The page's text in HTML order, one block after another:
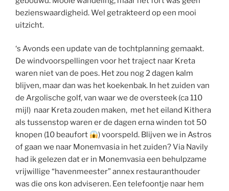
bezienswaardigheid. Wel getrakteerd op een mooi
uitzicht.
‘s Avonds een update van de tochtplanning gemaakt.
De windvoorspellingen voor het traject naar Kreta
waren niet van de poes. Het zou nog 2 dagen kalm
blijven, maar dan was het koekenbak. In het zuiden van
de Argolische golf, van waar we de oversteek (ca 110
mijl) naar Kreta zouden maken, met het eiland Kithera
als tussenstop waren er de dagen erna winden tot 50
knopen (10 beaufort
) voorspeld. Blijven we in Astros
of gaan we naar Monemvasia in het zuiden? Via Navily
had ik gelezen dat er in Monemvasia een behulpzame
vrijwillige “havenmeester” annex restauranthouder
was die ons kon adviseren. Een telefoontje naar hem